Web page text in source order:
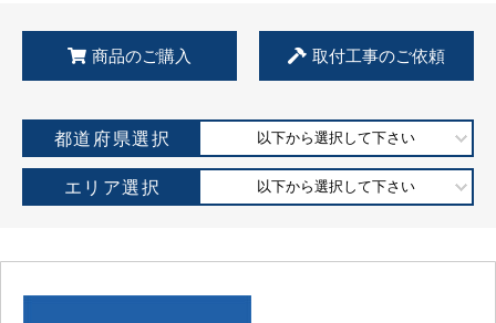
商品のご購入 取付工事のご依頼
都道府県選択 以下から選択して下さい
エリア選択 以下から選択して下さい